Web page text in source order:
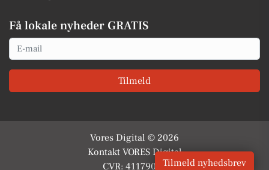
Få lokale nyheder GRATIS
Email
Tilmeld
Vores Digital © 2026
Kontakt VORES Digital
CVR: 41179082Tilmeld nyhedsbrev